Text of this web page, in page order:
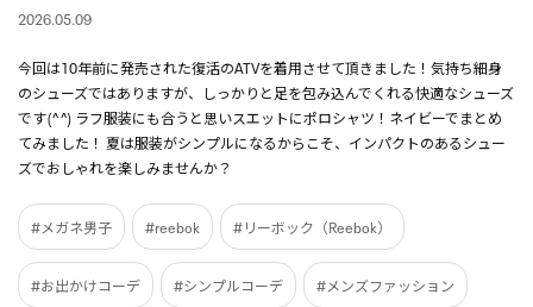
2026.05.09
今回は10年前に発売された復活のATVを着用させて頂きました！気持ち細身
のシューズではありますが、しっかりと足を包み込んでくれる快適なシューズ
です(^ ^) ラフ服装にも合うと思いスエットにポロシャツ！ネイビーでまとめ
てみました！ 夏は服装がシンプルになるからこそ、インパクトのあるシュー
ズでおしゃれを楽しみませんか？
#メガネ男子 #reebok #リーボック（Reebok）
#お出かけコーデ #シンプルコーデ #メンズファッション